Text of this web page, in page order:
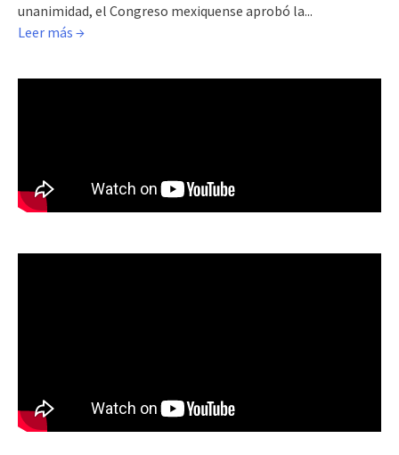
unanimidad, el Congreso mexiquense aprobó la...
Leer más →